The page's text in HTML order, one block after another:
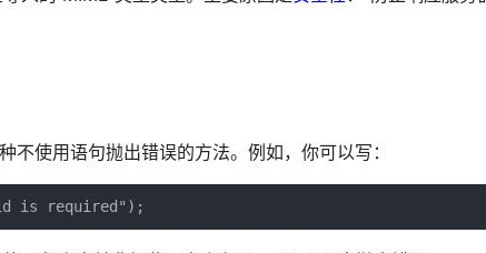
使用语句抛出错误的方法。例如，你可以写：
is required");